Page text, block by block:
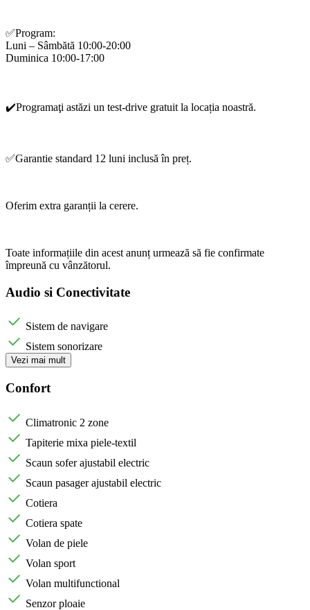
✅Program:
Luni – Sâmbătă 10:00-20:00
Duminica 10:00-17:00
✔️Programaţi astăzi un test-drive gratuit la locația noastră.
✅Garantie standard 12 luni inclusă în preț.
Oferim extra garanții la cerere.
Toate informațiile din acest anunț urmează să fie confirmate
împreună cu vânzătorul.
Audio si Conectivitate
Sistem de navigare
Sistem sonorizare
Vezi mai mult
Confort
Climatronic 2 zone
Tapiterie mixa piele-textil
Scaun sofer ajustabil electric
Scaun pasager ajustabil electric
Cotiera
Cotiera spate
Volan de piele
Volan sport
Volan multifunctional
Senzor ploaie